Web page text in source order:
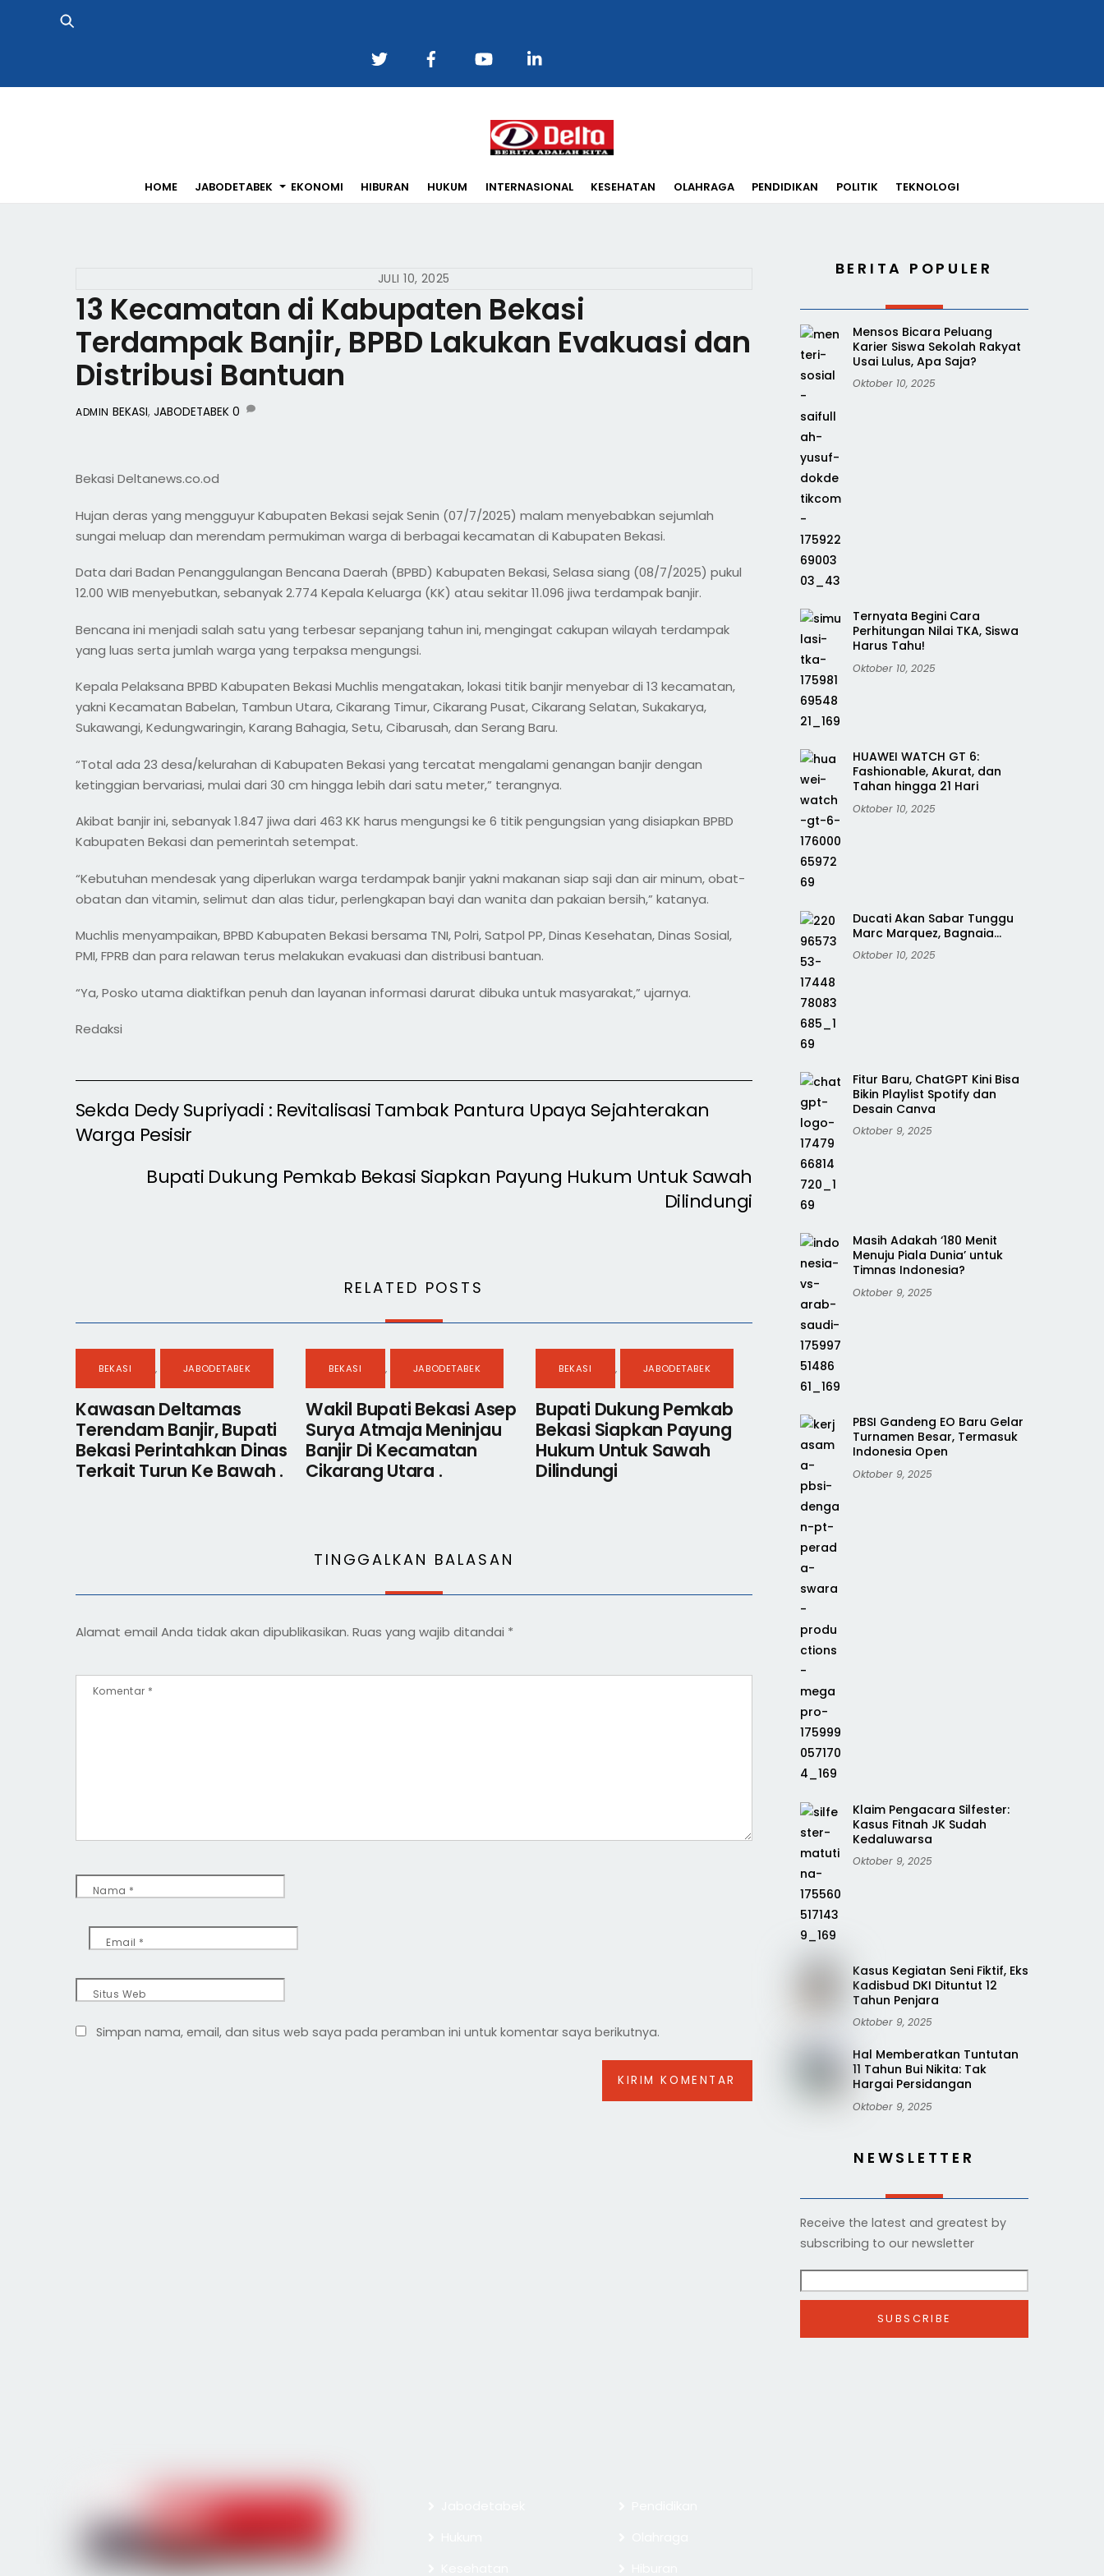
HOME JABODETABEK EKONOMI HIBURAN HUKUM INTERNASIONAL KESEHATAN OLAHRAGA PENDIDIKAN POLITIK TEKNOLOGI
JULI 10, 2025
13 Kecamatan di Kabupaten Bekasi
Terdampak Banjir, BPBD Lakukan Evakuasi dan
Distribusi Bantuan
ADMIN BEKASI,JABODETABEK 0
Bekasi Deltanews.co.od
Hujan deras yang mengguyur Kabupaten Bekasi sejak Senin (07/7/2025) malam menyebabkan sejumlah
sungai meluap dan merendam permukiman warga di berbagai kecamatan di Kabupaten Bekasi.
Data dari Badan Penanggulangan Bencana Daerah (BPBD) Kabupaten Bekasi, Selasa siang (08/7/2025) pukul
12.00 WIB menyebutkan, sebanyak 2.774 Kepala Keluarga (KK) atau sekitar 11.096 jiwa terdampak banjir.
Bencana ini menjadi salah satu yang terbesar sepanjang tahun ini, mengingat cakupan wilayah terdampak
yang luas serta jumlah warga yang terpaksa mengungsi.
Kepala Pelaksana BPBD Kabupaten Bekasi Muchlis mengatakan, lokasi titik banjir menyebar di 13 kecamatan,
yakni Kecamatan Babelan, Tambun Utara, Cikarang Timur, Cikarang Pusat, Cikarang Selatan, Sukakarya,
Sukawangi, Kedungwaringin, Karang Bahagia, Setu, Cibarusah, dan Serang Baru.
“Total ada 23 desa/kelurahan di Kabupaten Bekasi yang tercatat mengalami genangan banjir dengan
ketinggian bervariasi, mulai dari 30 cm hingga lebih dari satu meter,” terangnya.
Akibat banjir ini, sebanyak 1.847 jiwa dari 463 KK harus mengungsi ke 6 titik pengungsian yang disiapkan BPBD
Kabupaten Bekasi dan pemerintah setempat.
“Kebutuhan mendesak yang diperlukan warga terdampak banjir yakni makanan siap saji dan air minum, obat-
obatan dan vitamin, selimut dan alas tidur, perlengkapan bayi dan wanita dan pakaian bersih,” katanya.
Muchlis menyampaikan, BPBD Kabupaten Bekasi bersama TNI, Polri, Satpol PP, Dinas Kesehatan, Dinas Sosial,
PMI, FPRB dan para relawan terus melakukan evakuasi dan distribusi bantuan.
“Ya, Posko utama diaktifkan penuh dan layanan informasi darurat dibuka untuk masyarakat,” ujarnya.
Redaksi
Sekda Dedy Supriyadi : Revitalisasi Tambak Pantura Upaya Sejahterakan
Warga Pesisir
Bupati Dukung Pemkab Bekasi Siapkan Payung Hukum Untuk Sawah
Dilindungi
RELATED POSTS
BEKASI , JABODETABEK
Kawasan Deltamas
Terendam Banjir, Bupati
Bekasi Perintahkan Dinas
Terkait Turun Ke Bawah .
BEKASI , JABODETABEK
Wakil Bupati Bekasi Asep
Surya Atmaja Meninjau
Banjir Di Kecamatan
Cikarang Utara .
BEKASI , JABODETABEK
Bupati Dukung Pemkab
Bekasi Siapkan Payung
Hukum Untuk Sawah
Dilindungi
TINGGALKAN BALASAN
Alamat email Anda tidak akan dipublikasikan. Ruas yang wajib ditandai *
Komentar *
Nama *
Email *
Situs Web
Simpan nama, email, dan situs web saya pada peramban ini untuk komentar saya berikutnya.
BERITA POPULER
Mensos Bicara Peluang
Karier Siswa Sekolah Rakyat
Usai Lulus, Apa Saja?
Oktober 10, 2025
Ternyata Begini Cara
Perhitungan Nilai TKA, Siswa
Harus Tahu!
Oktober 10, 2025
HUAWEI WATCH GT 6:
Fashionable, Akurat, dan
Tahan hingga 21 Hari
Oktober 10, 2025
Ducati Akan Sabar Tunggu
Marc Marquez, Bagnaia…
Oktober 10, 2025
Fitur Baru, ChatGPT Kini Bisa
Bikin Playlist Spotify dan
Desain Canva
Oktober 9, 2025
Masih Adakah ‘180 Menit
Menuju Piala Dunia’ untuk
Timnas Indonesia?
Oktober 9, 2025
PBSI Gandeng EO Baru Gelar
Turnamen Besar, Termasuk
Indonesia Open
Oktober 9, 2025
Klaim Pengacara Silfester:
Kasus Fitnah JK Sudah
Kedaluwarsa
Oktober 9, 2025
Kasus Kegiatan Seni Fiktif, Eks
Kadisbud DKI Dituntut 12
Tahun Penjara
Oktober 9, 2025
Hal Memberatkan Tuntutan
11 Tahun Bui Nikita: Tak
Hargai Persidangan
Oktober 9, 2025
NEWSLETTER
Receive the latest and greatest by
subscribing to our newsletter